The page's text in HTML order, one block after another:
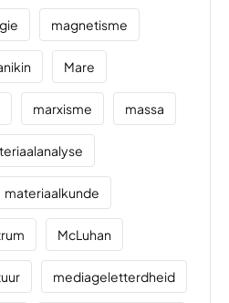
magnetisme
Mare
marxisme massa
materiaalkunde
McLuhan
mediageletterdheid